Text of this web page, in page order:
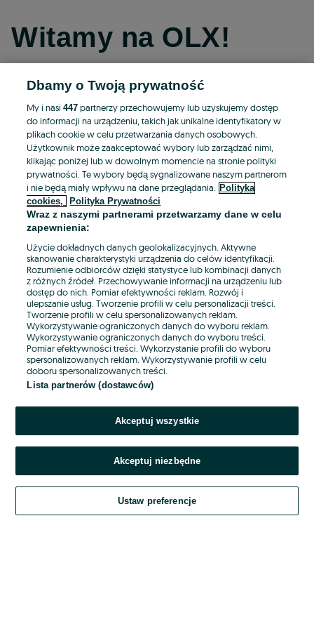
Witamy na OLX!
Kontynuuj przez Facebooka
Kontynuuj przez konto Apple
Kontynuuj przez konto Google
LUB
E-mail
Hasło
Nie pamiętasz hasła?
Zaloguj się
Kontynuując za pośrednictwem jednego z dostawców wskazanych powyżej,
Regulamin serwisu OLX.pl w jego aktualnym brzmieniu.
Dbamy o Twoją prywatność
My i nasi447 partnerzy przechowujemy lub uzyskujemy dostęp
do informacji na urządzeniu, takich jak unikalne identyfikatory w
plikach cookie w celu przetwarzania danych osobowych.
Użytkownik może zaakceptować wybory lub zarządzać nimi,
klikając poniżej lub w dowolnym momencie na stronie polityki
prywatności. Te wybory będą sygnalizowane naszym partnerom
i nie będą miały wpływu na dane przeglądania.
Polityka
cookies,
Polityka Prywatności
Wraz z naszymi partnerami przetwarzamy dane w celu
zapewnienia:
Użycie dokładnych danych geolokalizacyjnych. Aktywne
skanowanie charakterystyki urządzenia do celów identyfikacji.
Rozumienie odbiorców dzięki statystyce lub kombinacji danych
z różnych źródeł. Przechowywanie informacji na urządzeniu lub
dostęp do nich. Pomiar efektywności reklam. Rozwój i
ulepszanie usług. Tworzenie profili w celu personalizacji treści.
Tworzenie profili w celu spersonalizowanych reklam.
Wykorzystywanie ograniczonych danych do wyboru reklam.
Wykorzystywanie ograniczonych danych do wyboru treści.
Pomiar efektywności treści. Wykorzystanie profili do wyboru
spersonalizowanych reklam. Wykorzystywanie profili w celu
doboru spersonalizowanych treści.
Lista partnerów (dostawców)
Akceptuj wszystkie
Akceptuj niezbędne
Ustaw preferencje